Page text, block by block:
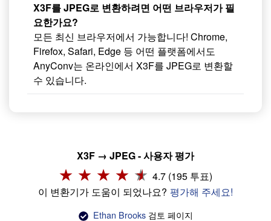
X3F를 JPEG로 변환하려면 어떤 브라우저가 필
요한가요?
모든 최신 브라우저에서 가능합니다! Chrome,
Firefox, Safari, Edge 등 어떤 플랫폼에서도
AnyConv는 온라인에서 X3F를 JPEG로 변환할
수 있습니다.
X3F → JPEG - 사용자 평가
4.7 (195 투표)
이 변환기가 도움이 되었나요? 평가해 주세요!
Ethan Brooks검토 페이지